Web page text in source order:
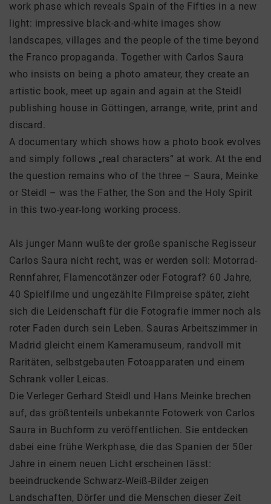
work phase which reveals Spain of the Fifties in a new
light: impressive black-and-white images show
landscapes, villages and the people of the time beyond
the Franco propaganda. Together with Carlos Saura
who insists on being a photo amateur, they create an
artistic book, meet up again and again at the Steidl
publishing house in Göttingen, arrange, write, print and
discard.
A documentary which shows how a photo book evolves
and simply follows „real characters“ at work. At the end
the question remains who of the three – Saura, Meinke
or Steidl – was the Father, the Son and the Holy Spirit
in this two-year-long working process.
Als junger Mann wußte der große spanische Regisseur
Carlos Saura nicht recht, was er werden soll: Motorrad-
Rennfahrer, Flamencotänzer oder Fotograf? 60 Jahre,
40 Spielfilme und ungezählte Filmpreise später, zieht
sich die Leidenschaft für die Fotografie immer noch als
roter Faden durch sein Leben. Sauras Arbeitszimmer in
Madrid gleicht einem Kameramuseum, randvoll mit
Raritäten, selbstgebauten Fotoapparaten und einem
Schrank voller Leicas.
Die Verleger Gerhard Steidl und Hans Meinke brechen
auf, das größtenteils unbekannte Fotowerk von Carlos
Saura in Buchform zu veröffentlichen. Sie entdecken
dabei eine frühe Werkphase, die das Spanien der 50er
Jahre in einem neuen Licht erscheinen lässt:
beeindruckende Schwarz-Weiß-Bilder zeigen
Landschaften, Dörfer und die Menschen dieser Zeit